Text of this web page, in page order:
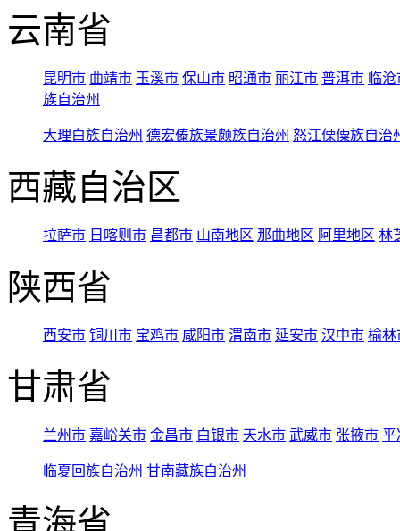
云南省
昆明市 曲靖市 玉溪市 保山市 昭通市 丽江市 普洱市 临
族自治州
大理白族自治州 德宏傣族景颇族自治州 怒江傈僳族自治
西藏自治区
拉萨市 日喀则市 昌都市 山南地区 那曲地区 阿里地区 林
陕西省
西安市 铜川市 宝鸡市 咸阳市 渭南市 延安市 汉中市 榆林
甘肃省
兰州市 嘉峪关市 金昌市 白银市 天水市 武威市 张掖市 平
临夏回族自治州 甘南藏族自治州
青海省